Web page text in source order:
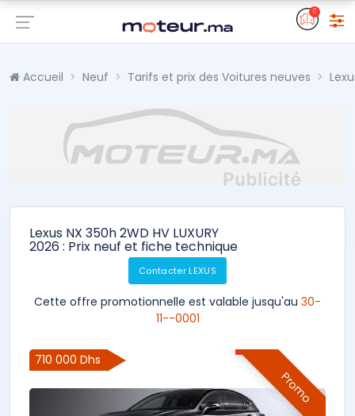
0
Accueil Neuf Tarifs et prix des Voitures neuves
Lexus NX 350h 2WD HV LUXURY
2026 : Prix neuf et fiche technique
Contacter LEXUS
Cette offre promotionnelle est valable jusqu'au 30-
11--0001
Promo
710 000 Dhs